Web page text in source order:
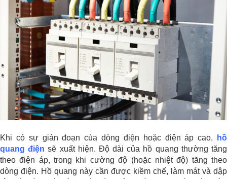
Khi có sự gián đoạn của dòng điện hoặc điện áp cao,
hồ
quang điện sẽ xuất hiện. Độ dài của hồ quang thường tăng
theo điện áp, trong khi cường độ (hoặc nhiệt độ) tăng theo
dòng điện. Hồ quang này cần được kiềm chế, làm mát và dập